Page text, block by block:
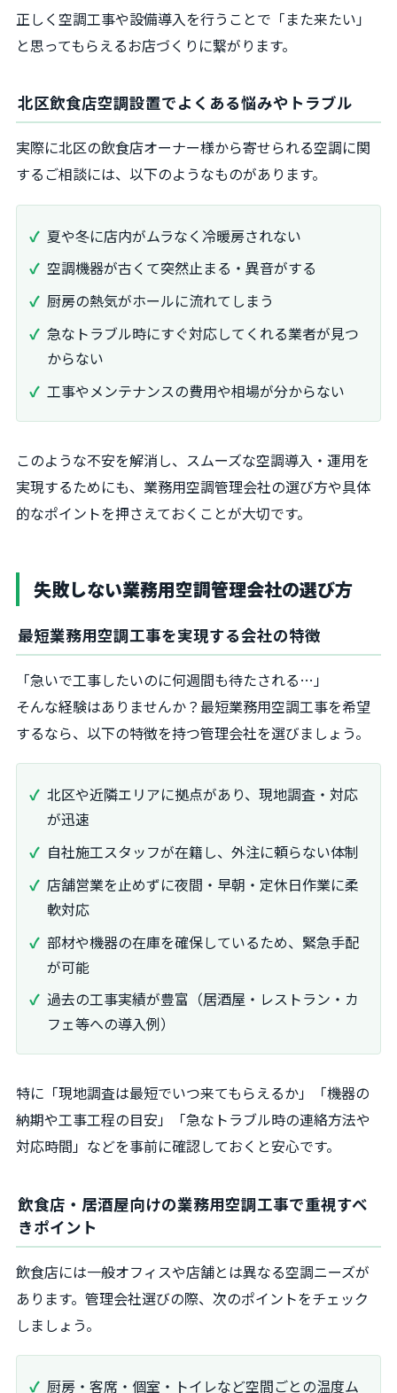
正しく空調工事や設備導入を行うことで「また来たい」
と思ってもらえるお店づくりに繋がります。
北区飲食店空調設置でよくある悩みやトラブル
実際に北区の飲食店オーナー様から寄せられる空調に関
するご相談には、以下のようなものがあります。
夏や冬に店内がムラなく冷暖房されない
空調機器が古くて突然止まる・異音がする
厨房の熱気がホールに流れてしまう
急なトラブル時にすぐ対応してくれる業者が見つ
からない
工事やメンテナンスの費用や相場が分からない
このような不安を解消し、スムーズな空調導入・運用を
実現するためにも、業務用空調管理会社の選び方や具体
的なポイントを押さえておくことが大切です。
失敗しない業務用空調管理会社の選び方
最短業務用空調工事を実現する会社の特徴
「急いで工事したいのに何週間も待たされる…」
そんな経験はありませんか？最短業務用空調工事を希望
するなら、以下の特徴を持つ管理会社を選びましょう。
北区や近隣エリアに拠点があり、現地調査・対応
が迅速
自社施工スタッフが在籍し、外注に頼らない体制
店舗営業を止めずに夜間・早朝・定休日作業に柔
軟対応
部材や機器の在庫を確保しているため、緊急手配
が可能
過去の工事実績が豊富（居酒屋・レストラン・カ
フェ等への導入例）
特に「現地調査は最短でいつ来てもらえるか」「機器の
納期や工事工程の目安」「急なトラブル時の連絡方法や
対応時間」などを事前に確認しておくと安心です。
飲食店・居酒屋向けの業務用空調工事で重視すべ
きポイント
飲食店には一般オフィスや店舗とは異なる空調ニーズが
あります。管理会社選びの際、次のポイントをチェック
しましょう。
厨房・客席・個室・トイレなど空間ごとの温度ム